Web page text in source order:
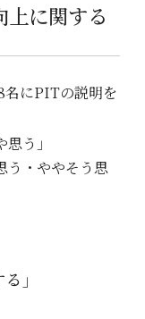
上に関する
名にPITの説明を
う」
う・ややそう思
」